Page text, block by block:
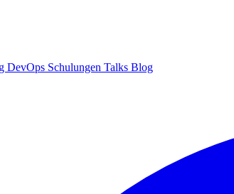
DevOps Schulungen Talks Blog